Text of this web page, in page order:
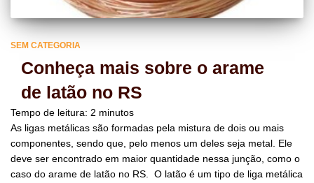
SEM CATEGORIA
Conheça mais sobre o arame
de latão no RS
Tempo de leitura: 2 minutos
As ligas metálicas são formadas pela mistura de dois ou mais
componentes, sendo que, pelo menos um deles seja metal. Ele
deve ser encontrado em maior quantidade nessa junção, como o
caso do arame de latão no RS. O latão é um tipo de liga metálica